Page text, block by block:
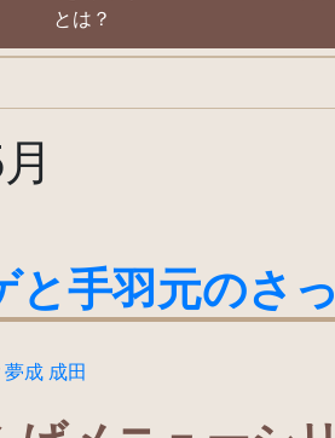
とは？
と手羽元のさ
夢成 成田